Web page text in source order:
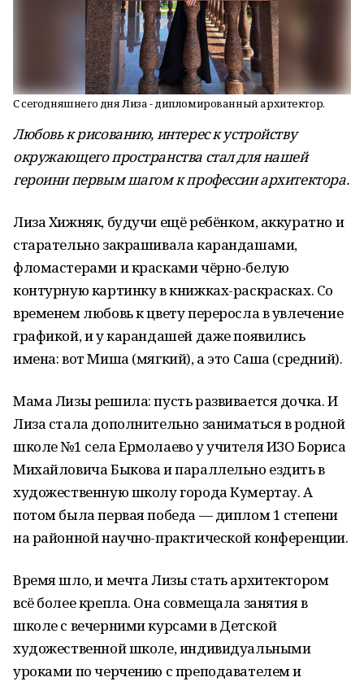
С сегодняшнего дня Лиза - дипломированный архитектор.
Любовь к рисованию, интерес к устройству
окружающего пространства стал для нашей
героини первым шагом к профессии архитектора.
Лиза Хижняк, будучи ещё ребёнком, аккуратно и
старательно закрашивала карандашами,
фломастерами и красками чёрно-белую
контурную картинку в книжках-раскрасках. Со
временем любовь к цвету переросла в увлечение
графикой, и у карандашей даже появились
имена: вот Миша (мягкий), а это Саша (средний).
Мама Лизы решила: пусть развивается дочка. И
Лиза стала дополнительно заниматься в родной
школе №1 села Ермолаево у учителя ИЗО Бориса
Михайловича Быкова и параллельно ездить в
художественную школу города Кумертау. А
потом была первая победа — диплом 1 степени
на районной научно-практической конференции.
Время шло, и мечта Лизы стать архитектором
всё более крепла. Она совмещала занятия в
школе с вечерними курсами в Детской
художественной школе, индивидуальными
уроками по черчению с преподавателем и